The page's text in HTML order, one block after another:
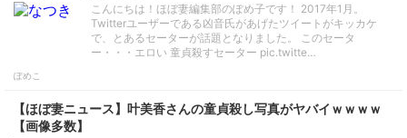
こんにちは！ほぼ妻編集部のぽめ子です！ 2017年1月。
Twitterユーザーである凶音氏があげたツイートがキッカケ
で、とあるセーターが話題となりました。 このセータ
ー・・・エロい 童貞殺すセーター pic.twitte…
ぽめこ
【ほぼ妻ニュース】叶美香さんの童貞殺し写真がヤバイｗｗｗｗ
【画像多数】